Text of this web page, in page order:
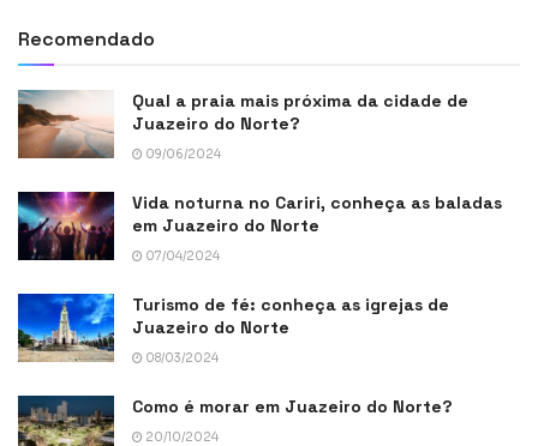
Recomendado
Qual a praia mais próxima da cidade de
Juazeiro do Norte?
09/06/2024
Vida noturna no Cariri, conheça as baladas
em Juazeiro do Norte
07/04/2024
Turismo de fé: conheça as igrejas de
Juazeiro do Norte
08/03/2024
Como é morar em Juazeiro do Norte?
20/10/2024